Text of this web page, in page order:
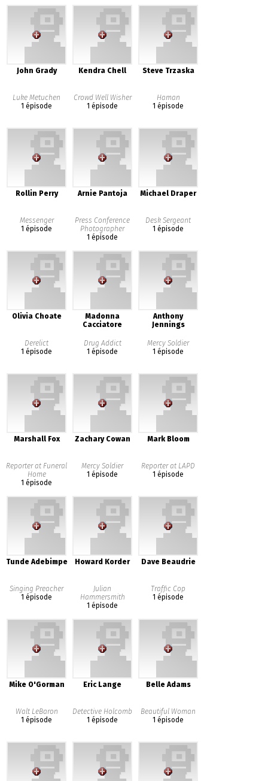
John Grady
Luke Metuchen
1 épisode
Kendra Chell
Crowd Well Wisher
1 épisode
Steve Trzaska
Haman
1 épisode
Rollin Perry
Messenger
1 épisode
Arnie Pantoja
Press Conference
Photographer
1 épisode
Michael Draper
Desk Sergeant
1 épisode
Olivia Choate
Derelict
1 épisode
Madonna
Cacciatore
Drug Addict
1 épisode
Anthony
Jennings
Mercy Soldier
1 épisode
Marshall Fox
Reporter at Funeral
Home
1 épisode
Zachary Cowan
Mercy Soldier
1 épisode
Mark Bloom
Reporter at LAPD
1 épisode
Tunde Adebimpe
Singing Preacher
1 épisode
Howard Korder
Julian
Hammersmith
1 épisode
Dave Beaudrie
Traffic Cop
1 épisode
Mike O'Gorman
Walt LeBaron
1 épisode
Eric Lange
Detective Holcomb
1 épisode
Belle Adams
Beautiful Woman
1 épisode